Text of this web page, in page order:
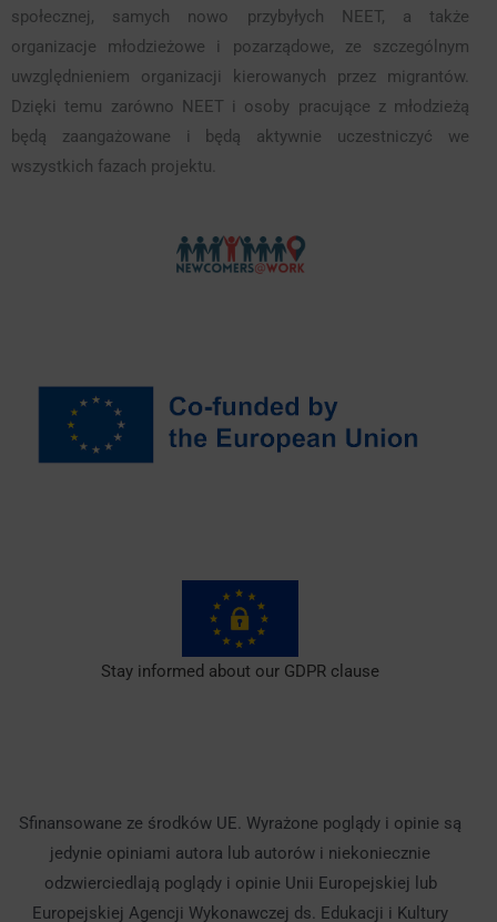
społecznej, samych nowo przybyłych NEET, a także
organizacje młodzieżowe i pozarządowe, ze szczególnym
uwzględnieniem organizacji kierowanych przez migrantów.
Dzięki temu zarówno NEET i osoby pracujące z młodzieżą
będą zaangażowane i będą aktywnie uczestniczyć we
wszystkich fazach projektu.
Stay informed about our GDPR clause
Sfinansowane ze środków UE. Wyrażone poglądy i opinie są
jedynie opiniami autora lub autorów i niekoniecznie
odzwierciedlają poglądy i opinie Unii Europejskiej lub
Europejskiej Agencji Wykonawczej ds. Edukacji i Kultury